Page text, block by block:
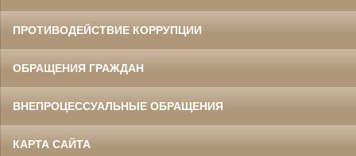
ПРОТИВОДЕЙСТВИЕ КОРРУПЦИИ
ОБРАЩЕНИЯ ГРАЖДАН
ВНЕПРОЦЕССУАЛЬНЫЕ ОБРАЩЕНИЯ
КАРТА САЙТА